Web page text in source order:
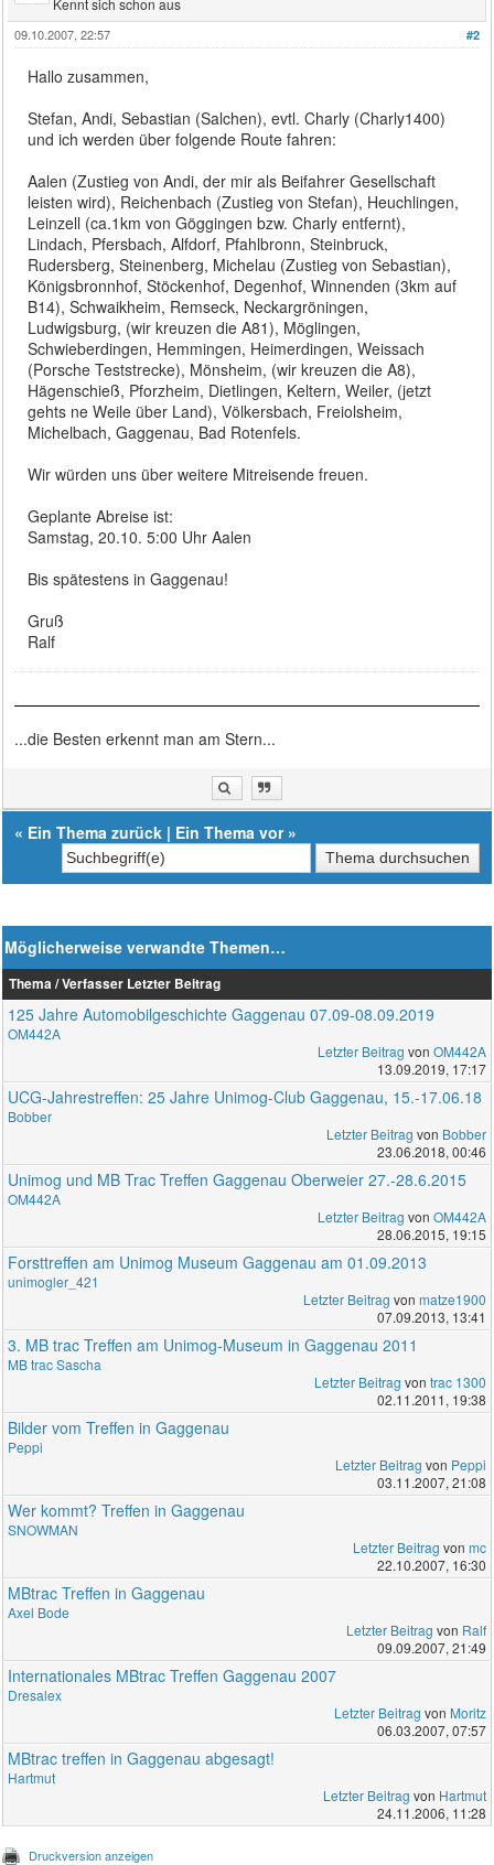
Kennt sich schon aus
#2
09.10.2007, 22:57
Hallo zusammen,
Stefan, Andi, Sebastian (Salchen), evtl. Charly (Charly1400)
und ich werden über folgende Route fahren:
Aalen (Zustieg von Andi, der mir als Beifahrer Gesellschaft
leisten wird), Reichenbach (Zustieg von Stefan), Heuchlingen,
Leinzell (ca.1km von Göggingen bzw. Charly entfernt),
Lindach, Pfersbach, Alfdorf, Pfahlbronn, Steinbruck,
Rudersberg, Steinenberg, Michelau (Zustieg von Sebastian),
Königsbronnhof, Stöckenhof, Degenhof, Winnenden (3km auf
B14), Schwaikheim, Remseck, Neckargröningen,
Ludwigsburg, (wir kreuzen die A81), Möglingen,
Schwieberdingen, Hemmingen, Heimerdingen, Weissach
(Porsche Teststrecke), Mönsheim, (wir kreuzen die A8),
Hägenschieß, Pforzheim, Dietlingen, Keltern, Weiler, (jetzt
gehts ne Weile über Land), Völkersbach, Freiolsheim,
Michelbach, Gaggenau, Bad Rotenfels.
Wir würden uns über weitere Mitreisende freuen.
Geplante Abreise ist:
Samstag, 20.10. 5:00 Uhr Aalen
Bis spätestens in Gaggenau!
Gruß
Ralf
...die Besten erkennt man am Stern...
« Ein Thema zurück | Ein Thema vor»
Möglicherweise verwandte Themen…
Thema / Verfasser Letzter Beitrag
125 Jahre Automobilgeschichte Gaggenau 07.09-08.09.2019
OM442A
Letzter Beitrag von OM442A
13.09.2019, 17:17
UCG-Jahrestreffen: 25 Jahre Unimog-Club Gaggenau, 15.-17.06.18
Bobber
Letzter Beitrag von Bobber
23.06.2018, 00:46
Unimog und MB Trac Treffen Gaggenau Oberweier 27.-28.6.2015
OM442A
Letzter Beitrag von OM442A
28.06.2015, 19:15
Forsttreffen am Unimog Museum Gaggenau am 01.09.2013
unimogler_421
Letzter Beitrag von matze1900
07.09.2013, 13:41
3. MB trac Treffen am Unimog-Museum in Gaggenau 2011
MB trac Sascha
Letzter Beitrag von trac 1300
02.11.2011, 19:38
Bilder vom Treffen in Gaggenau
Peppi
Letzter Beitrag von Peppi
03.11.2007, 21:08
Wer kommt? Treffen in Gaggenau
SNOWMAN
Letzter Beitrag von mc
22.10.2007, 16:30
MBtrac Treffen in Gaggenau
Axel Bode
Letzter Beitrag von Ralf
09.09.2007, 21:49
Internationales MBtrac Treffen Gaggenau 2007
Dresalex
Letzter Beitrag von Moritz
06.03.2007, 07:57
MBtrac treffen in Gaggenau abgesagt!
Hartmut
Letzter Beitrag von Hartmut
24.11.2006, 11:28
Druckversion anzeigen